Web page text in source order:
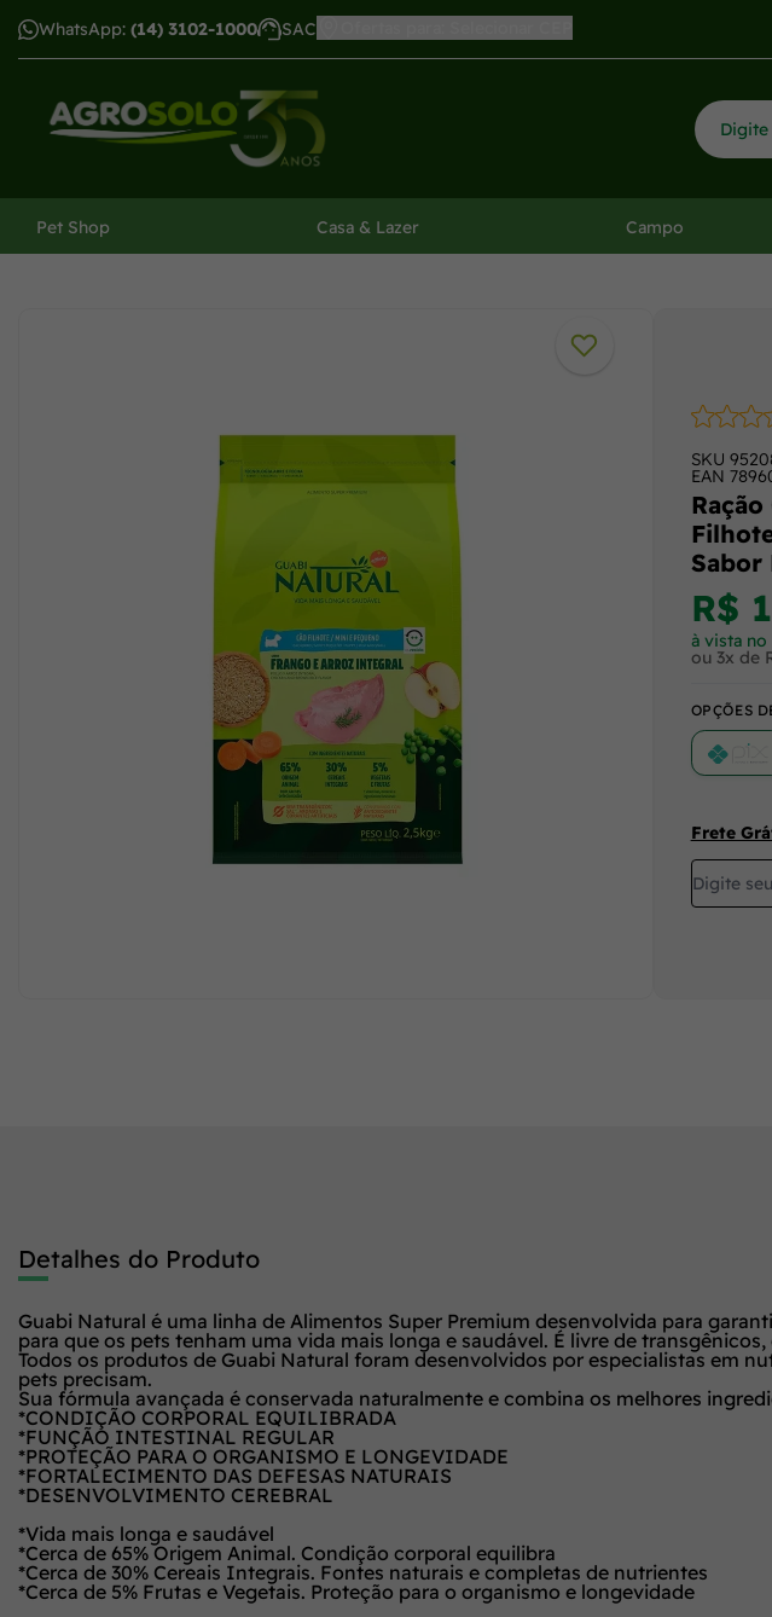
WhatsApp: (14) 3102-1000 SAC
Pet Shop Casa & Lazer Campo
menu
SKU
EAN
Sabor
R$
à vista
ou 3x de
OPÇÕES
PIX
Frete
Detalhes do Produto
Guabi Natural é uma linha de Alimentos Super Premium desenvolvida para
para que os pets tenham uma vida mais longa e saudável. É livre de
Todos os produtos de Guabi Natural foram desenvolvidos por especialistas em
pets precisam.
Sua fórmula avançada é conservada naturalmente e combina os melhores
*CONDIÇÃO CORPORAL EQUILIBRADA
*FUNÇÃO INTESTINAL REGULAR
*PROTEÇÃO PARA O ORGANISMO E LONGEVIDADE
*FORTALECIMENTO DAS DEFESAS NATURAIS
*DESENVOLVIMENTO CEREBRAL
*Vida mais longa e saudável
*Cerca de 65% Origem Animal. Condição corporal equilibra
*Cerca de 30% Cereais Integrais. Fontes naturais e completas de nutrientes
*Cerca de 5% Frutas e Vegetais. Proteção para o organismo e longevidade